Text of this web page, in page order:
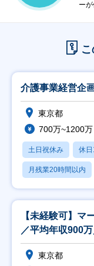
ーが
介護事業経営企
東京都
700万~1200万
土日祝休み 休
月残業20時間以内
【未経験可】マ
／平均年収900
東京都